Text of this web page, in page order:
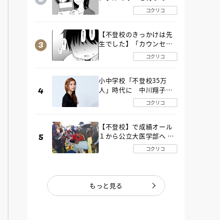
た“魔の２年間”【後編】
コクリコ
【不登校のきっかけは先
生でした】「カウンセリ
ングの時間」生徒の情報
をバラしたのは…《第２
コクリコ
小中学校「不登校35万
人」時代に 中川翔子さ
んが審査委員長「不登校
生動画甲子園 2026」が開
コクリコ
【不登校】で成績オール
１から公立大医学部へ 中
２で起立性調節障害「治
るまで３年」の診断 その
コクリコ
もっと見る